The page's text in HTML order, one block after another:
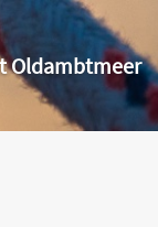
Oldambtmeer